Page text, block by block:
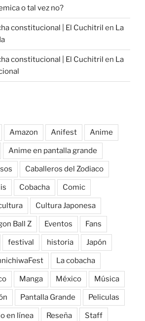
o tal vez no?
constitucional | El Cuchitril en La
constitucional | El Cuchitril en La
Amazon Anifest Anime
Anime en pantalla grande
Caballeros del Zodiaco
Cobacha Comic
Cultura Japonesa
Ball Z Eventos Fans
festival historia Japón
La cobacha
Manga México Música
Pantalla Grande Peliculas
en línea Reseña Staff